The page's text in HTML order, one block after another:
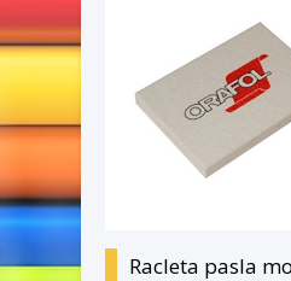
Racleta pasla